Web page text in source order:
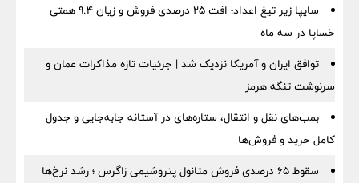
سایپا زیر تیغ اعداد؛ افت ۲۵ درصدی فروش و زیان ۹.۴ همتی
خساپا در سه ماه
توافق ایران و آمریکا نزدیک شد | جزئیات تازه مذاکرات عمان و
سرنوشت تنگه هرمز
بمب‌های نقل و انتقال، ستاره‌های در آستانه جابه‌جایی و جدول
کامل خرید و فروش‌ها
سقوط ۶۵ درصدی فروش متانول پتروشیمی زاگرس ؛ رشد نرخ‌ها